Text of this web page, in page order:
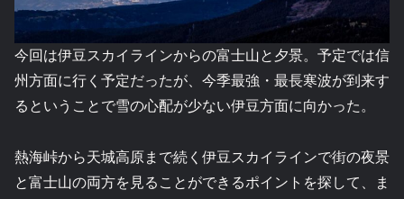
今回は伊豆スカイラインからの富士山と夕景。予定では信
州方面に行く予定だったが、今季最強・最長寒波が到来す
るということで雪の心配が少ない伊豆方面に向かった。
熱海峠から天城高原まで続く伊豆スカイラインで街の夜景
と富士山の両方を見ることができるポイントを探して、ま